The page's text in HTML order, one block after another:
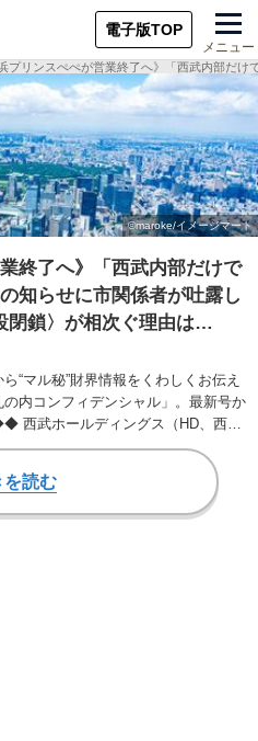
電子版TOP
メニュー
浜プリンスぺぺが営業終了へ》「西武内部だ
終了へ》「西武内部だけで
知らせに市関係者が吐露し
鎖〉が相次ぐ理由は…
“マル秘”財界情報をくわしくお伝え
内コンフィデンシャル」。最新号か
西武ホールディングス（HD、西山
を読む